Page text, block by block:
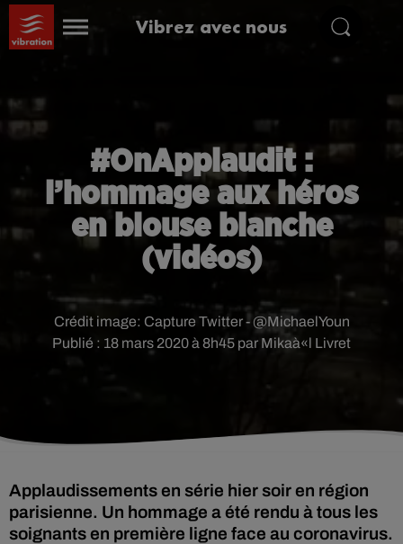
Vibrez avec nous
#OnApplaudit :
l’hommage aux héros
en blouse blanche
(vidéos)
Publié : 18 mars 2020 à 8h45 par Mikaà«l Livret
Crédit image: Capture Twitter - @MichaelYoun
Applaudissements en série hier soir en région
parisienne. Un hommage a été rendu à tous les
soignants en première ligne face au coronavirus.